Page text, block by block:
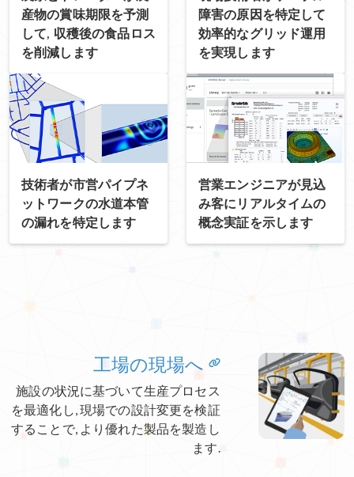
産物の賞味期限を予測
して, 収穫後の食品ロス
を削減します
障害の原因を特定して
効率的なグリッド運用
を実現します
技術者が市営パイプネ
ットワークの水道本管
の漏れを特定します
営業エンジニアが見込
み客にリアルタイムの
概念実証を示します
工場の現場へ
施設の状況に基づいて生産プロセス
を最適化し, 現場での設計変更を検証
することで, より優れた製品を製造し
ます.